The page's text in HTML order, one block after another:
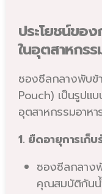
ประโยชน์ขอ
ในอุตสาหกรร
ซองซีลกลางพับข้
Pouch) เป็นรูปแ
อุตสาหกรรมอาห
1. ยืดอายุการเก็บ
ซองซีลกลาง
คุณสมบัติกันน้